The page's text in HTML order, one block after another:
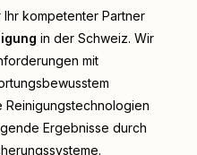
Ihr kompetenter Partner
in der Schweiz. Wir
mit
Reinigungstechnologien
Ergebnisse durch